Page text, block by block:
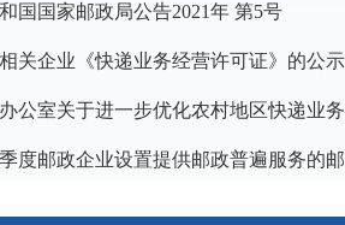
国国家邮政局公告2021年 第5号
关企业《快递业务经营许可证》的公示